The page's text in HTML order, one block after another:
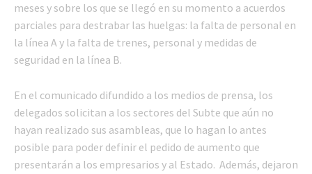
meses y sobre los que se llegó en su momento a acuerdos
parciales para destrabar las huelgas: la falta de personal en
la línea A y la falta de trenes, personal y medidas de
seguridad en la línea B.
En el comunicado difundido a los medios de prensa, los
delegados solicitan a los sectores del Subte que aún no
hayan realizado sus asambleas, que lo hagan lo antes
posible para poder definir el pedido de aumento que
presentarán a los empresarios y al Estado. Además, dejaron